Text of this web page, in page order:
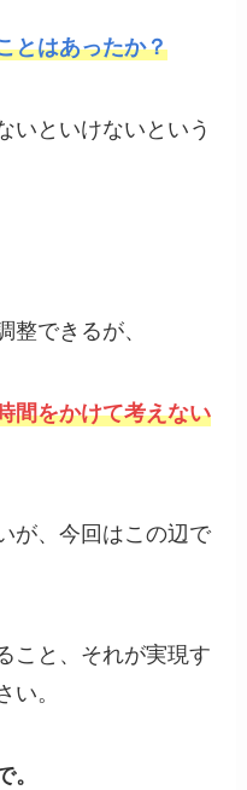
とはあったか？
いといけないという
できるが、
間をかけて考えない
が、今回はこの辺で
こと、それが実現す
。